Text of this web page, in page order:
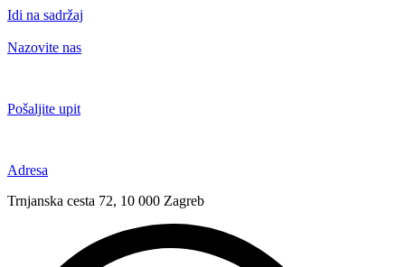
Idi na sadržaj
Nazovite nas
Pošaljite upit
Adresa
Trnjanska cesta 72, 10 000 Zagreb